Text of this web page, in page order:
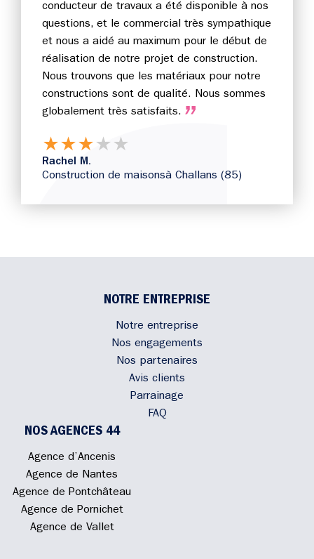
conducteur de travaux a été disponible à nos
questions, et le commercial très sympathique
et nous a aidé au maximum pour le début de
réalisation de notre projet de construction.
Nous trouvons que les matériaux pour notre
constructions sont de qualité. Nous sommes
globalement très satisfaits.
★★★★ ★
Rachel M.
Construction de maisonsà Challans (85)
NOTRE ENTREPRISE
Notre entreprise
Nos engagements
Nos partenaires
Avis clients
Parrainage
FAQ
NOS AGENCES 44
Agence d’Ancenis
Agence de Nantes
Agence de Pontchâteau
Agence de Pornichet
Agence de Vallet